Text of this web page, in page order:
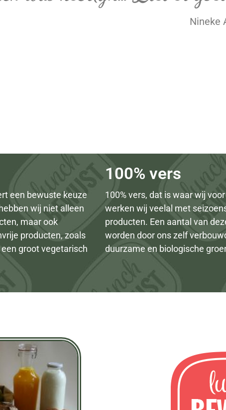
Nineke
een bewuste keuze
wij niet alleen
maar ook
producten, zoals
groot vegetarisch
100% vers
100% vers, dat is waar wij
werken wij veelal met
producten. Een aantal van
worden door ons zelf
duurzame en biologische